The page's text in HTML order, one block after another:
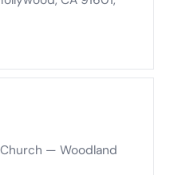
— Woodland